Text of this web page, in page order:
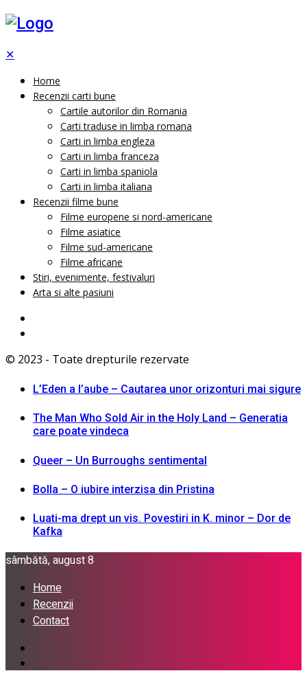
✕
Home
Recenzii carti bune
Cartile autorilor din Romania
Carti traduse in limba romana
Carti in limba engleza
Carti in limba franceza
Carti in limba spaniola
Carti in limba italiana
Recenzii filme bune
Filme europene si nord-americane
Filme asiatice
Filme sud-americane
Filme africane
Stiri, evenimente, festivaluri
Arta si alte pasiuni
© 2023 - Toate drepturile rezervate
L’Eden a I’aube – Cautarea unor orizonturi mai sigure
The Man Who Sold Air in the Holy Land – Generatia
care poate vindeca
Queer – Un Burroughs sentimental
Bolla – O iubire interzisa din Pristina
Luati-ma drept un vis. Povestiri in K. minor – Dor de
Kafka
sâmbătă, august 8
Home
Recenzii
Contact